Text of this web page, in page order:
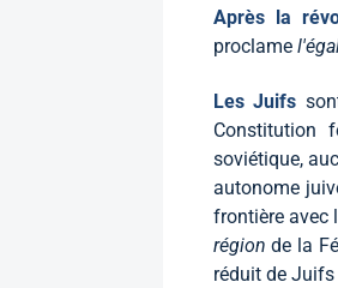
Après la
proclame
Les Juifs
Constitution
soviétique,
autonome
frontière avec
région de la
réduit de